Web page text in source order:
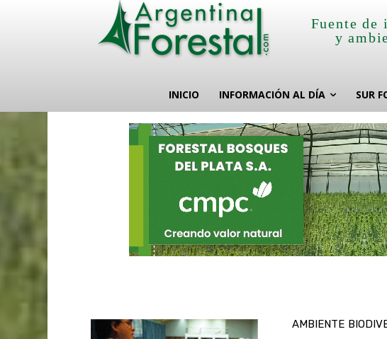
Fuente
y
INICIO INFORMACIÓN AL DÍA SUR
AMBIENTE